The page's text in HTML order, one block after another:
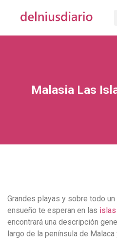
Malasia Las
Grandes playas y sobre todo
ensueño te esperan en las
encontrará una descripción
largo de la península de